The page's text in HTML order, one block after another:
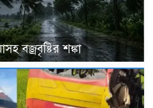
বজ্রবৃষ্টির শঙ্কা